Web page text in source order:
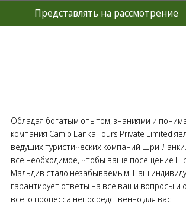
Представлять на рассмотрение
Обладая богатым опытом, знаниями и
компания Camlo Lanka Tours Private Limited
ведущих туристических компаний Шри-
все необходимое, чтобы ваше посещение
Мальдив стало незабываемым. Наш
гарантирует ответы на все ваши вопросы и
всего процесса непосредственно для вас.